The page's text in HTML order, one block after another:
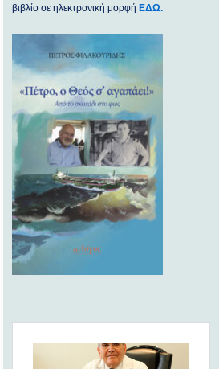
βιβλίο σε ηλεκτρονική μορφήΕΔΩ.